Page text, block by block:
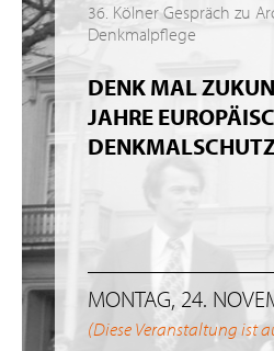
36. Kölner Gespräch zu
Denkmalpflege
DENK MAL
JAHRE
MONTAG, 24.
(Diese Veranstaltung ist